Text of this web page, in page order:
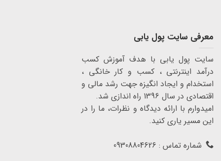
معرفی سایت پول یابی
سایت پول یابی با هدف آموزش کسب
درآمد اینترنتی ، کسب و کار خانگی ،
استخدام و ایجاد انگیزه جهت رشد مالی و
اقتصادی در سال 1396 راه اندازی شد.
امیدوارم با ارائه دیدگاه و نظرات، ما را در
این مسیر یاری کنید.
شماره تماس : 09308804626